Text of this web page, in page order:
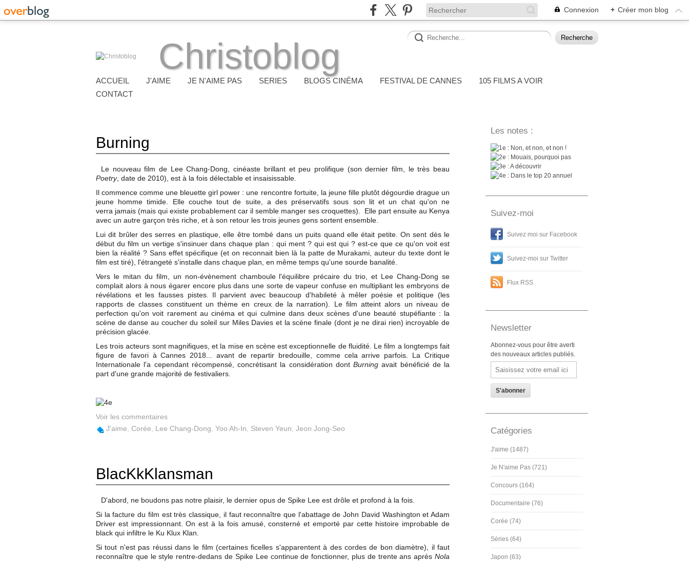
Connexion + Créer mon blog
Christoblog
ACCUEIL J'AIME JE N'AIME PAS SERIES BLOGS CINÉMA FESTIVAL DE CANNES
105 FILMS A VOIR
CONTACT
Burning
Le nouveau film de Lee Chang-Dong, cinéaste brillant et peu prolifique (son dernier film, le très beau
Poetry, date de 2010), est à la fois délectable et insaisissable.
Il commence comme une bleuette girl power : une rencontre fortuite, la jeune fille plutôt dégourdie drague un
jeune homme timide. Elle couche tout de suite, a des préservatifs sous son lit et un chat qu'on ne
verra jamais (mais qui existe probablement car il semble manger ses croquettes). Elle part ensuite au Kenya
avec un autre garçon très riche, et à son retour les trois jeunes gens sortent ensemble.
Lui dit brûler des serres en plastique, elle être tombé dans un puits quand elle était petite. On sent dès le
début du film un vertige s'insinuer dans chaque plan : qui ment ? qui est qui ? est-ce que ce qu'on voit est
bien la réalité ? Sans effet spécifique (et on reconnait bien là la patte de Murakami, auteur du texte dont le
film est tiré), l'étrangeté s'installe dans chaque plan, en même temps qu'une sourde banalité.
Vers le mitan du film, un non-évènement chamboule l'équilibre précaire du trio, et Lee Chang-Dong se
complait alors à nous égarer encore plus dans une sorte de vapeur confuse en multipliant les embryons de
révélations et les fausses pistes. Il parvient avec beaucoup d'habileté à mêler poésie et politique (les
rapports de classes constituent un thème en creux de la narration). Le film atteint alors un niveau de
perfection qu'on voit rarement au cinéma et qui culmine dans deux scènes d'une beauté stupéfiante : la
scène de danse au coucher du soleil sur Miles Davies et la scène finale (dont je ne dirai rien) incroyable de
précision glacée.
Les trois acteurs sont magnifiques, et la mise en scène est exceptionnelle de fluidité. Le film a longtemps fait
figure de favori à Cannes 2018... avant de repartir bredouille, comme cela arrive parfois. La Critique
Internationale l'a cependant récompensé, concrétisant la considération dont Burning avait bénéficié de la
part d'une grande majorité de festivaliers.
Voir les commentaires
J'aime Corée Lee Chang-Dong Yoo Ah-In Steven Yeun Jeon Jong-Seo
BlacKkKlansman
D'abord, ne boudons pas notre plaisir, le dernier opus de Spike Lee est drôle et profond à la fois.
Si la facture du film est très classique, il faut reconnaître que l'abattage de John David Washington et Adam
Driver est impressionnant. On est à la fois amusé, consterné et emporté par cette histoire improbable de
black qui infiltre le Ku Klux Klan.
Si tout n'est pas réussi dans le film (certaines ficelles s'apparentent à des cordes de bon diamètre), il faut
reconnaître que le style rentre-dedans de Spike Lee continue de fonctionner, plus de trente ans après Nola
Les notes :
: Non, et non, et non !
: Mouais, pourquoi pas
: A découvrir
: Dans le top 20 annuel
Suivez-moi
Suivez moi sur Facebook
Suivez-moi sur Twitter
Flux RSS
Newsletter
Abonnez-vous pour être averti
des nouveaux articles publiés.
Email
Catégories
J'aime (1487)
Je N'aime Pas (721)
Concours (164)
Documentaire (76)
Corée (74)
Séries (64)
Japon (63)